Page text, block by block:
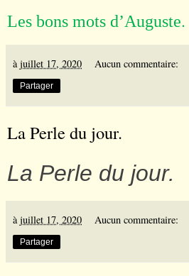
Les bons mots d’Auguste.
à juillet 17, 2020 Aucun commentaire:
Partager
La Perle du jour.
La Perle du jour.
àjuillet 17, 2020 Aucun commentaire:
Partager